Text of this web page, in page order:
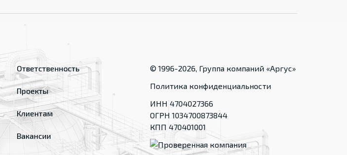
Ответственность
Проекты
Клиентам
Вакансии
© 1996-2026, Группа компаний «Аргус»
Политика конфиденциальности
ИНН 4704027366
ОГРН 1034700873844
КПП 470401001